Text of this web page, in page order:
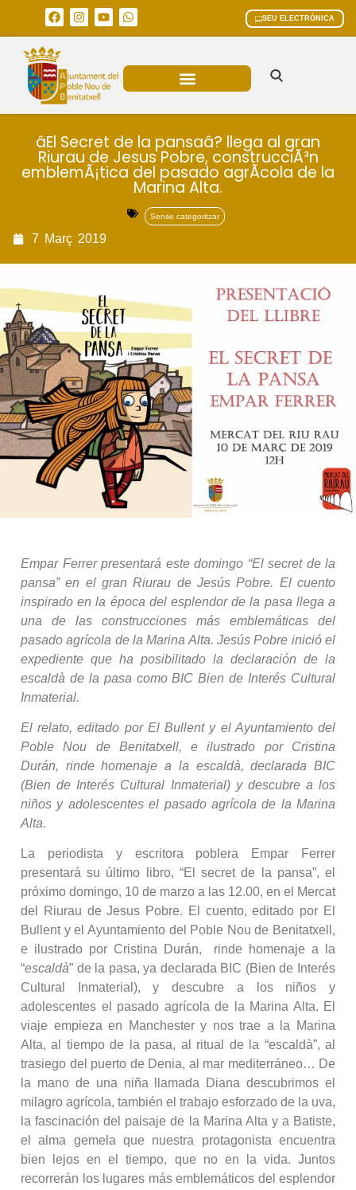
SEU ELECTRÒNICA
âEl Secret de la pansaâ? llega al gran
Riurau de Jesus Pobre, construcciÃ³n
emblemÃ¡tica del pasado agrÃ­cola de la
Marina Alta.
Sense categoritzar
7 Març 2019
Empar Ferrer presentará este domingo “El secret de la
pansa” en el gran Riurau de Jesús Pobre. El cuento
inspirado en la época del esplendor de la pasa llega a
una de las construcciones más emblemáticas del
pasado agrícola de la Marina Alta. Jesús Pobre inició el
expediente que ha posibilitado la declaración de la
escaldà de la pasa como BIC Bien de Interés Cultural
Inmaterial.
El relato, editado por El Bullent y el Ayuntamiento del
Poble Nou de Benitatxell, e ilustrado por Cristina
Durán, rinde homenaje a la escaldà, declarada BIC
(Bien de Interés Cultural Inmaterial) y descubre a los
niños y adolescentes el pasado agrícola de la Marina
Alta.
La periodista y escritora poblera Empar Ferrer
presentará su último libro, “El secret de la pansa”, el
próximo domingo, 10 de marzo a las 12.00, en el Mercat
del Riurau de Jesus Pobre. El cuento, editado por El
Bullent y el Ayuntamiento del Poble Nou de Benitatxell,
e ilustrado por Cristina Durán, rinde homenaje a la
“escaldà” de la pasa, ya declarada BIC (Bien de Interés
Cultural Inmaterial), y descubre a los niños y
adolescentes el pasado agrícola de la Marina Alta. El
viaje empieza en Manchester y nos trae a la Marina
Alta, al tiempo de la pasa, al ritual de la “escaldà”, al
trasiego del puerto de Denia, al mar mediterráneo… De
la mano de una niña llamada Diana descubrimos el
milagro agrícola, también el trabajo esforzado de la uva,
la fascinación del paisaje de la Marina Alta y a Batiste,
el alma gemela que nuestra protagonista encuentra
bien lejos en el tiempo, que no en la vida. Juntos
recorrerán los lugares más emblemáticos del esplendor